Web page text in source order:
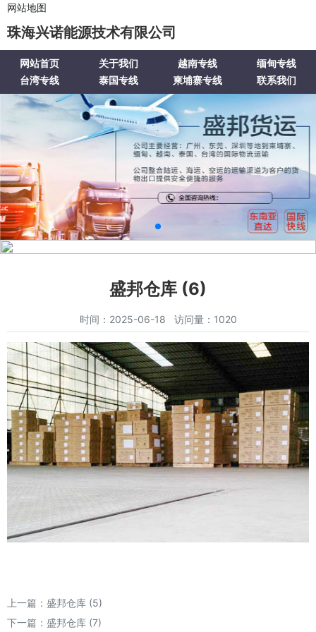
网站地图
珠海兴诺能源技术有限公司
网站首页 关于我们 越南专线
缅甸专线
台湾专线
泰国专线 柬埔寨专线 联系我们
盛邦仓库 (6)
时间：2025-06-18 访问量：1020
上一篇： 盛邦仓库 (5)
下一篇： 盛邦仓库 (7)